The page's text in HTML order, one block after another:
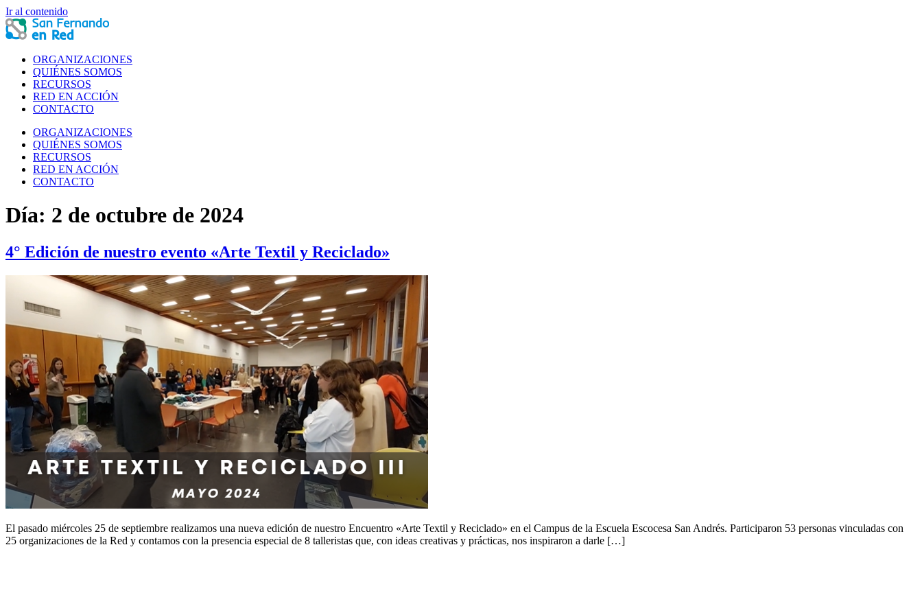
Ir al contenido
ORGANIZACIONES
QUIÉNES SOMOS
RECURSOS
RED EN ACCIÓN
CONTACTO
ORGANIZACIONES
QUIÉNES SOMOS
RECURSOS
RED EN ACCIÓN
CONTACTO
Día: 2 de octubre de 2024
4° Edición de nuestro evento «Arte Textil y Reciclado»
El pasado miércoles 25 de septiembre realizamos una nueva edición de nuestro Encuentro «Arte Textil y Reciclado» en el Campus de la Escuela Escocesa San Andrés. Participaron 53 personas vinculadas con
25 organizaciones de la Red y contamos con la presencia especial de 8 talleristas que, con ideas creativas y prácticas, nos inspiraron a darle […]